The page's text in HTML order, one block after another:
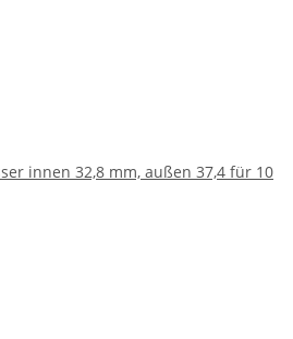
innen 32,8 mm, außen 37,4 für 10